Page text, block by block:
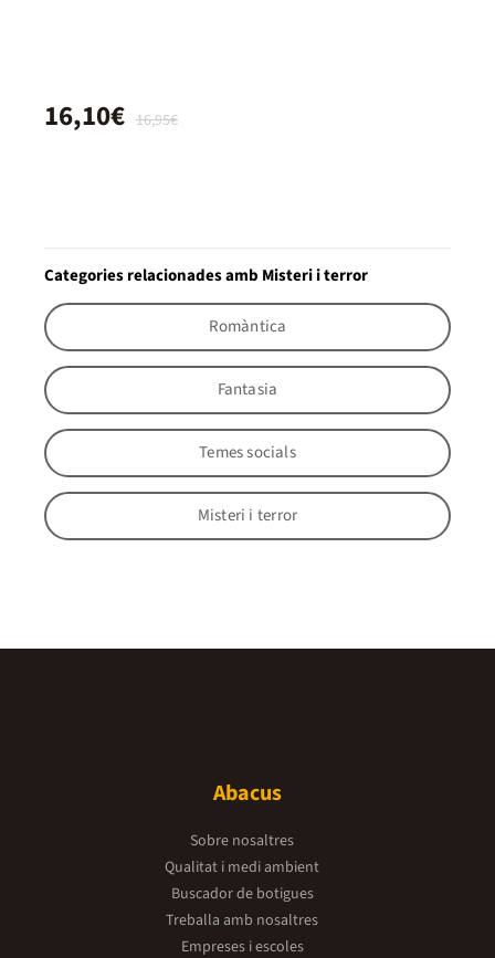
16,95€
16,10€
Categories relacionades amb Misteri i terror
Romàntica
Fantasia
Temes socials
Misteri i terror
Abacus
Sobre nosaltres
Qualitat i medi ambient
Buscador de botigues
Treballa amb nosaltres
Empreses i escoles